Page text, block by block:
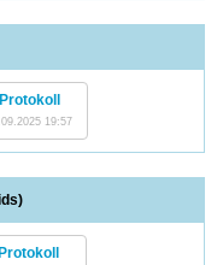
Protokoll
19:57
Protokoll